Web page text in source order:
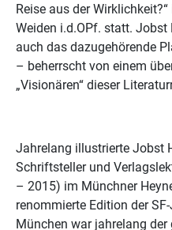
Reise aus der
Weiden i.d.OPf. statt.
auch das dazugehörende
– beherrscht von einem
„Visionären“ dieser
Jahrelang illustrierte Jobst
Schriftsteller und
– 2015) im Münchner
renommierte Edition der
München war jahrelang